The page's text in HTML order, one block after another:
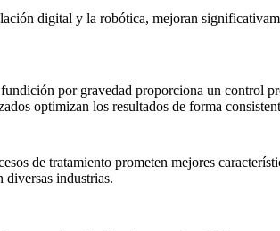
digital y la robótica, mejoran
por gravedad proporciona un control
optimizan los resultados de forma
de tratamiento prometen mejores
diversas industrias.